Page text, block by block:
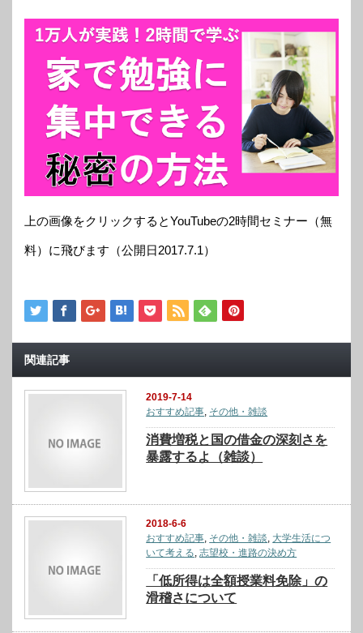
上の画像をクリックするとYouTubeの2時間セミナー（無
料）に飛びます（公開日2017.7.1）
関連記事
2019-7-14
おすすめ記事, その他・雑談
消費増税と国の借金の深刻さを
暴露するよ（雑談）
2018-6-6
おすすめ記事, その他・雑談, 大学生活につ
いて考える,志望校・進路の決め方
「低所得は全額授業料免除」の
滑稽さについて